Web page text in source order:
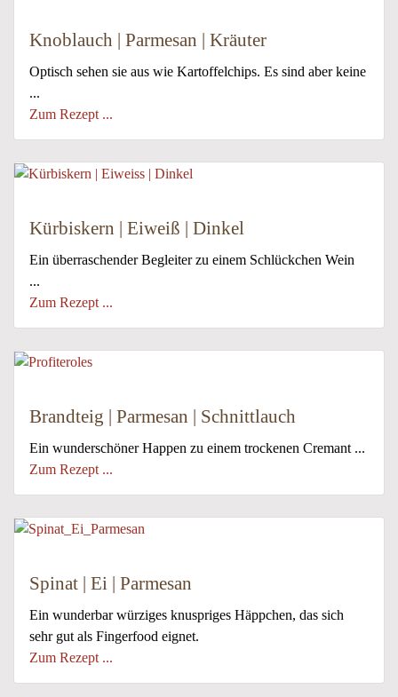
Knoblauch | Parmesan | Kräuter
Optisch sehen sie aus wie Kartoffelchips. Es sind aber keine
...
Zum Rezept ...
Kürbiskern | Eiweiß | Dinkel
Ein überraschender Begleiter zu einem Schlückchen Wein
...
Zum Rezept ...
Brandteig | Parmesan | Schnittlauch
Ein wunderschöner Happen zu einem trockenen Cremant ...
Zum Rezept ...
Spinat | Ei | Parmesan
Ein wunderbar würziges knuspriges Häppchen, das sich
sehr gut als Fingerfood eignet.
Zum Rezept ...